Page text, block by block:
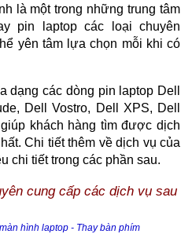
là một trong những trung tâm
pin laptop các loại chuyên
yên tâm lựa chọn mỗi khi có
dạng các dòng pin laptop Dell
Dell Vostro, Dell XPS, Dell
khách hàng tìm được dịch
Chi tiết thêm về dịch vụ của
chi tiết trong các phần sau.
cung cấp các dịch vụ sau
hình laptop - Thay bàn phím